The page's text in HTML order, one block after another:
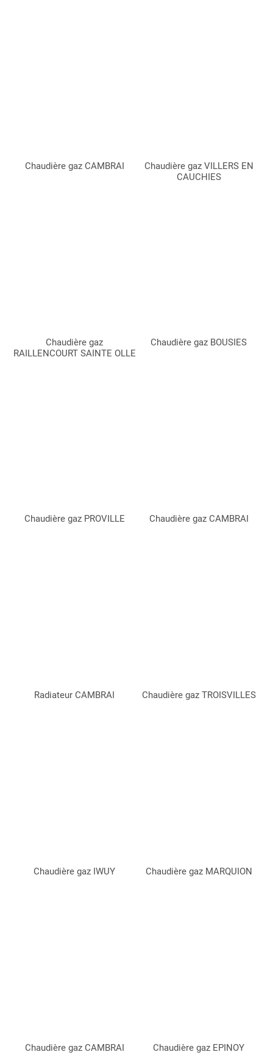
Chaudière gaz CAMBRAI
Chaudière gaz VILLERS EN
CAUCHIES
Chaudière gaz
RAILLENCOURT SAINTE OLLE
Chaudière gaz BOUSIES
Chaudière gaz PROVILLE Chaudière gaz CAMBRAI
Radiateur CAMBRAI Chaudière gaz TROISVILLES
Chaudière gaz IWUY Chaudière gaz MARQUION
Chaudière gaz CAMBRAI Chaudière gaz EPINOY